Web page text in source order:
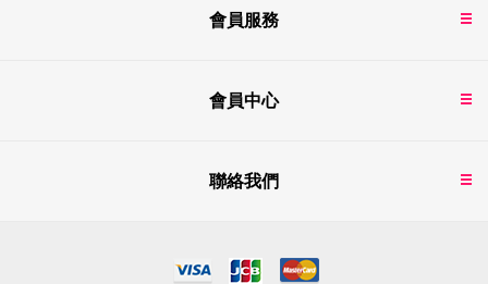
會員服務
會員中心
聯絡我們